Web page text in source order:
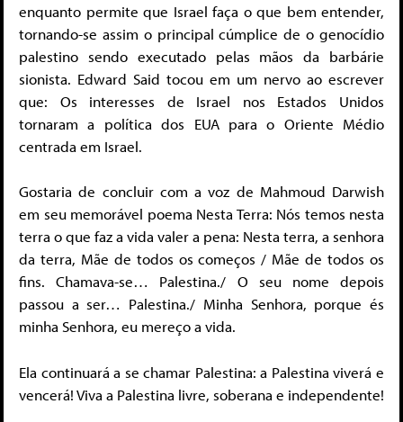
enquanto permite que Israel faça o que bem entender,
tornando-se assim o principal cúmplice de o genocídio
palestino sendo executado pelas mãos da barbárie
sionista. Edward Said tocou em um nervo ao escrever
que: Os interesses de Israel nos Estados Unidos
tornaram a política dos EUA para o Oriente Médio
centrada em Israel.
Gostaria de concluir com a voz de Mahmoud Darwish
em seu memorável poema Nesta Terra: Nós temos nesta
terra o que faz a vida valer a pena: Nesta terra, a senhora
da terra, Mãe de todos os começos / Mãe de todos os
fins. Chamava-se… Palestina./ O seu nome depois
passou a ser… Palestina./ Minha Senhora, porque és
minha Senhora, eu mereço a vida.
Ela continuará a se chamar Palestina: a Palestina viverá e
vencerá! Viva a Palestina livre, soberana e independente!